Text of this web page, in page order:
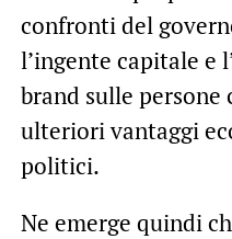
confronti del
l’ingente capitale e
brand sulle
ulteriori vantaggi
politici.
Ne emerge quindi